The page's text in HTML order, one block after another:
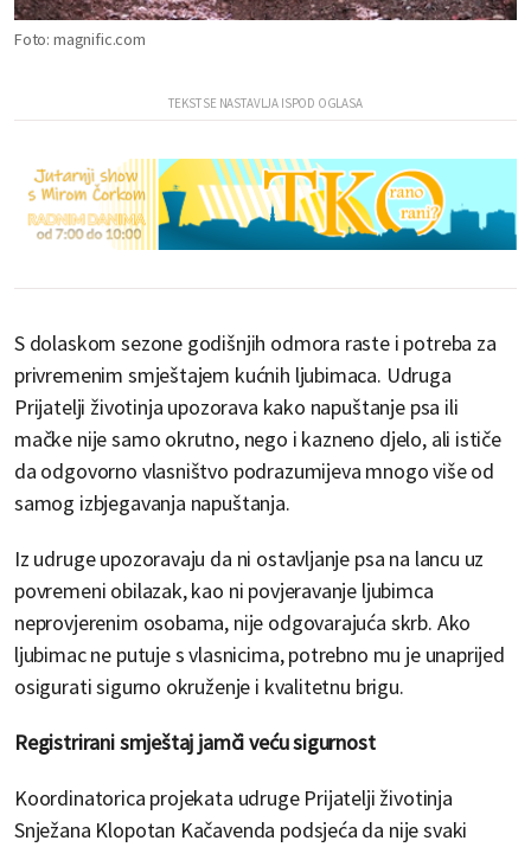
Foto: magnific.com
S dolaskom sezone godišnjih odmora raste i potreba za
privremenim smještajem kućnih ljubimaca. Udruga
Prijatelji životinja upozorava kako napuštanje psa ili
mačke nije samo okrutno, nego i kazneno djelo, ali ističe
da odgovorno vlasništvo podrazumijeva mnogo više od
samog izbjegavanja napuštanja.
Iz udruge upozoravaju da ni ostavljanje psa na lancu uz
povremeni obilazak, kao ni povjeravanje ljubimca
neprovjerenim osobama, nije odgovarajuća skrb. Ako
ljubimac ne putuje s vlasnicima, potrebno mu je unaprijed
osigurati sigurno okruženje i kvalitetnu brigu.
Registrirani smještaj jamči veću sigurnost
Koordinatorica projekata udruge Prijatelji životinja
Snježana Klopotan Kačavenda podsjeća da nije svaki